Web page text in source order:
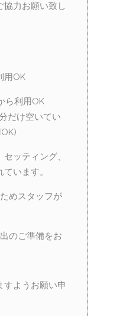
協力お願い致し
用OK
ら利用OK
だけ空いてい
ッティング、
います。
めスタッフが
のご準備をお
すようお願い申